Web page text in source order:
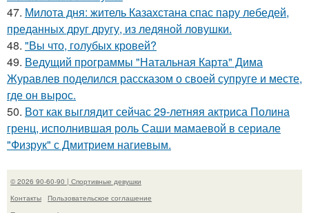
47. Милота дня: житель Казахстана спас пару лебедей,
преданных друг другу, из ледяной ловушки.
48. "Вы что, голубых кровей?
49. Ведущий программы "Натальная Карта" Дима
Журавлев поделился рассказом о своей супруге и месте,
где он вырос.
50. Вот как выглядит сейчас 29-летняя актриса Полина
гренц, исполнившая роль Саши мамаевой в сериале
"Физрук" с Дмитрием нагиевым.
© 2026 90-60-90 | Спортивные девушки
Контакты
Пользовательское соглашение